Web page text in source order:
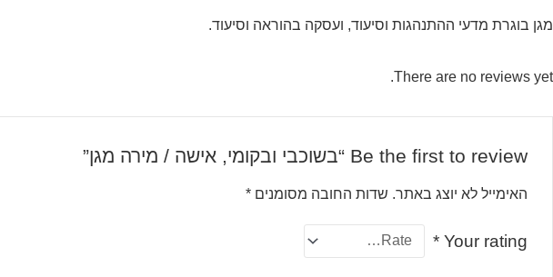
מגן בוגרת מדעי ההתנהגות וסיעוד, ועסקה בהוראה וסיעוד.
There are no reviews yet.
Be the first to review “בשוכבי ובקומי, אישה / מירה מגן”
האימייל לא יוצג באתר. שדות החובה מסומנים *
Your rating
*